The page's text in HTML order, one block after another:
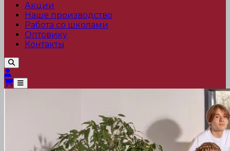
Акции
Наше производство
Работа со школами
Оптовику
Контакты